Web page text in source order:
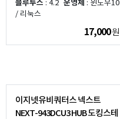
블루투스 : 4.2 운영체 : 윈도우10
/ 리눅스
17,000원
이지넷유비쿼터스 넥스트
NEXT-943DCU3 HUB 도킹스테